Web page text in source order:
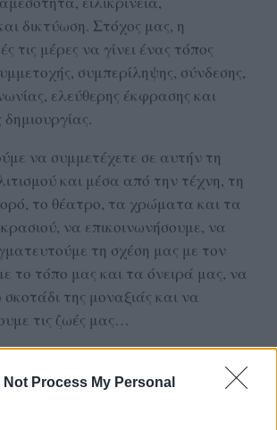
Not Process My Personal
δικτύωση. Στόχος μας, η
τις μέρες να γίνει ένας τόπος
συμπερίληψης, σύνδεσης,
ελεύθερης έκφρασης και
να συμμετέχετε σε αυτήν τη
και μέσα από την τέχνη, τη
το θέατρο, τα χρώματα και τα
να επικοινωνήσουμε, να
τη σχέση μας με τον
το τόπο μας και τα όνειρά μας, να
της μοναξιάς και να
τις ζωές μας…
άρθρα μας στα αποτελέσματα
αναζήτησης